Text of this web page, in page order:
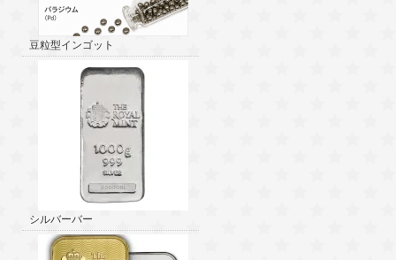
豆粒型インゴット
シルバーバー